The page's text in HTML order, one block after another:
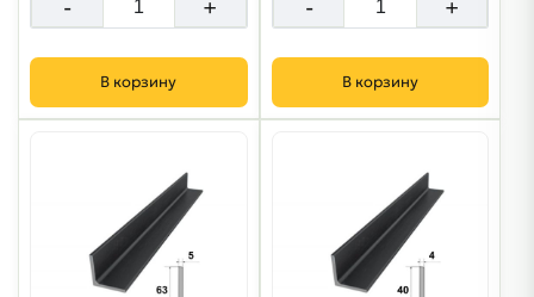
- +
В корзину
- +
В корзину